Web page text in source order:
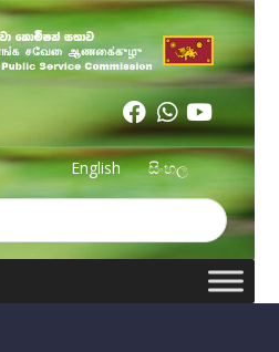
සිංහල
English